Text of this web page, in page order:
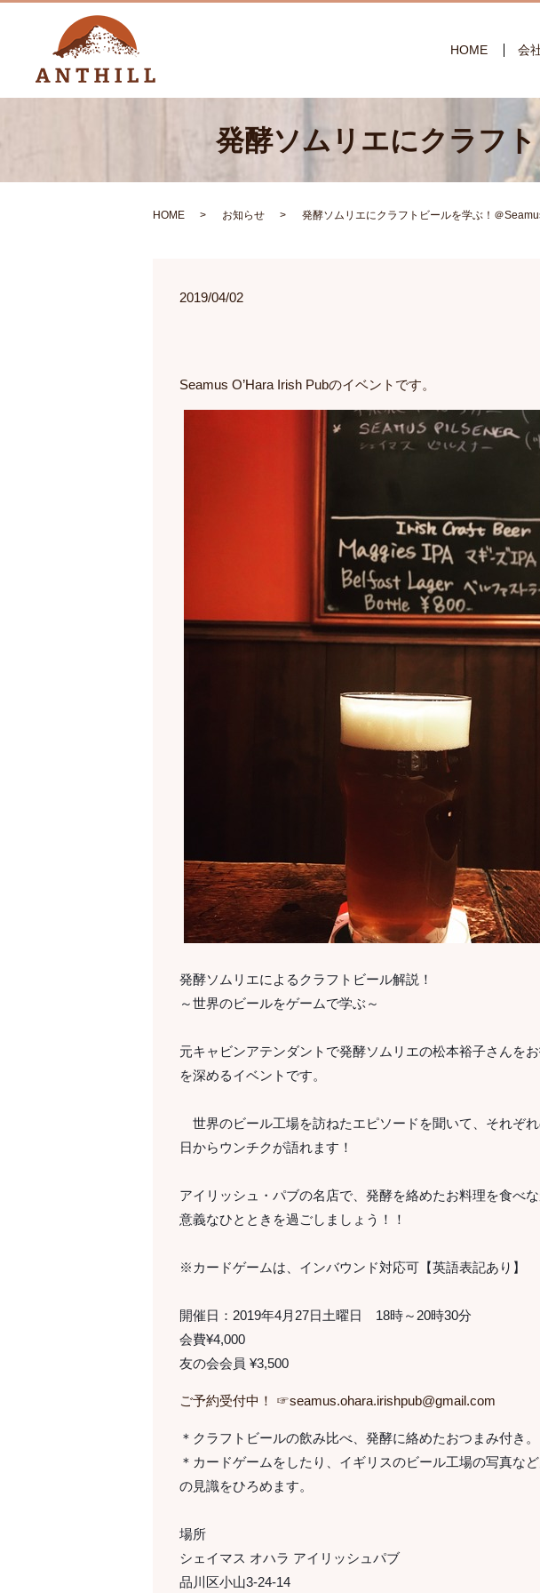
HOME 会
発酵ソムリエにクラフ
HOME お知らせ 発酵ソムリエにクラフトビールを学ぶ！＠
2019/04/02
Seamus O’Hara Irish Pubのイベントです。
発酵ソムリエによるクラフトビール解説！
～世界のビールをゲームで学ぶ～
元キャビンアテンダントで発酵ソムリエの松本裕子さんを
を深めるイベントです。
世界のビール工場を訪ねたエピソードを聞いて、それぞ
日からウンチクが語れます！
アイリッシュ・パブの名店で、発酵を絡めたお料理を食べ
意義なひとときを過ごしましょう！！
※カードゲームは、インバウンド対応可【英語表記あり】
開催日：2019年4月27日土曜日 18時～20時30分
会費¥4,000
友の会会員 ¥3,500
ご予約受付中！ ☞seamus.ohara.irishpub@gmail.com
＊クラフトビールの飲み比べ、発酵に絡めたおつまみ付き。
＊カードゲームをしたり、イギリスのビール工場の写真な
の見識をひろめます。
場所
シェイマス オハラ アイリッシュパブ
品川区小山3-24-14